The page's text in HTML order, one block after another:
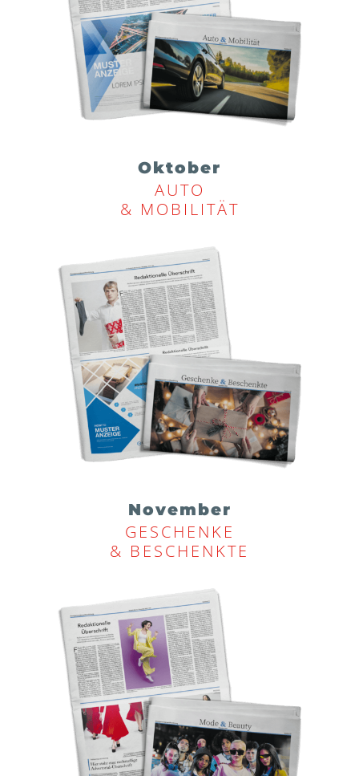
Oktober
AUTO
& MOBILITÄT
November
GESCHENKE
& BESCHENKTE